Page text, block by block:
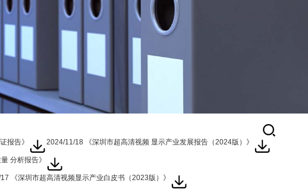
报告》 2024/11/18 《深圳市超高清视频 显示产业发展报告（2024版）》
分析报告》
《深圳市超高清视频显示产业白皮书（2023版）》